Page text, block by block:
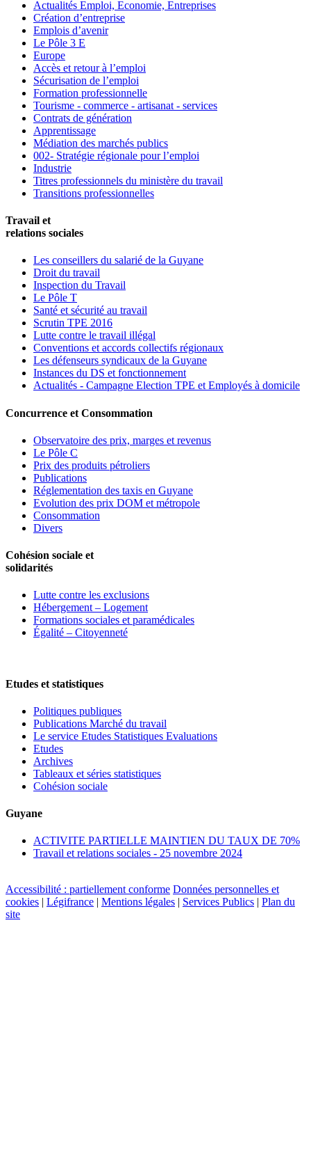
Actualités Emploi, Economie, Entreprises
Création d’entreprise
Emplois d’avenir
Le Pôle 3 E
Europe
Accès et retour à l’emploi
Sécurisation de l’emploi
Formation professionnelle
Tourisme - commerce - artisanat - services
Contrats de génération
Apprentissage
Médiation des marchés publics
002- Stratégie régionale pour l’emploi
Industrie
Titres professionnels du ministère du travail
Transitions professionnelles
Travail et
relations sociales
Les conseillers du salarié de la Guyane
Droit du travail
Inspection du Travail
Le Pôle T
Santé et sécurité au travail
Scrutin TPE 2016
Lutte contre le travail illégal
Conventions et accords collectifs régionaux
Les défenseurs syndicaux de la Guyane
Instances du DS et fonctionnement
Actualités - Campagne Election TPE et Employés à domicile
Concurrence et Consommation
Observatoire des prix, marges et revenus
Le Pôle C
Prix des produits pétroliers
Publications
Réglementation des taxis en Guyane
Evolution des prix DOM et métropole
Consommation
Divers
Cohésion sociale et
solidarités
Lutte contre les exclusions
Hébergement – Logement
Formations sociales et paramédicales
Égalité – Citoyenneté
Etudes et statistiques
Politiques publiques
Publications Marché du travail
Le service Etudes Statistiques Evaluations
Etudes
Archives
Tableaux et séries statistiques
Cohésion sociale
Guyane
ACTIVITE PARTIELLE MAINTIEN DU TAUX DE 70%
Travail et relations sociales - 25 novembre 2024
Accessibilité : partiellement conforme Données personnelles et
cookies | Légifrance | Mentions légales | Services Publics | Plan du
site